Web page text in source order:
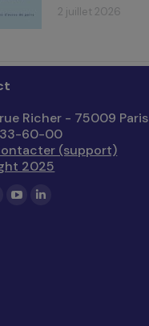
2 juillet 2026
Richer - 75009 Paris
60-00
(support)
2025
nous sur :
La
La